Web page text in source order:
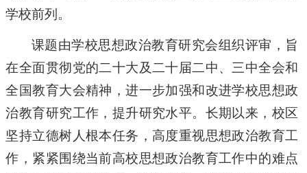
学校前列。
课题由学校思想政治教育研究会组织评审，旨
在全面贯彻党的二十大及二十届二中、三中全会和
全国教育大会精神，进一步加强和改进学校思想政
治教育研究工作，提升研究水平。长期以来，校区
坚持立德树人根本任务，高度重视思想政治教育工
作，紧紧围绕当前高校思想政治教育工作中的难点